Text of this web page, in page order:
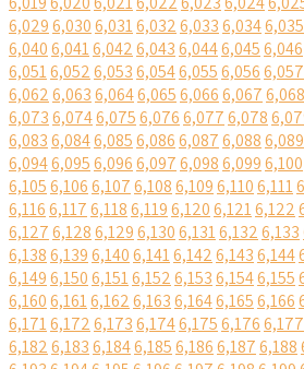
6,0296,0306,0316,0326,0336,0346,035
6,0406,0416,0426,0436,0446,0456,046
6,0516,0526,0536,0546,0556,0566,057
6,0626,0636,0646,0656,0666,0676,068
6,0736,0746,0756,0766,0776,078
6,0836,0846,0856,0866,0876,0886,089
6,0946,0956,0966,0976,0986,0996,100
6,1056,1066,1076,1086,1096,1106,111
6,1166,1176,1186,1196,1206,1216,122
6,1276,1286,1296,1306,1316,1326,133
6,1386,1396,1406,1416,1426,1436,144
6,1496,1506,1516,1526,1536,1546,155
6,1606,1616,1626,1636,1646,1656,166
6,1716,1726,1736,1746,1756,1766,177
6,1826,1836,1846,1856,1866,1876,188